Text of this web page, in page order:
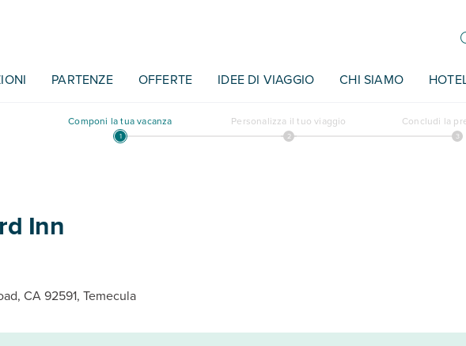
PARTENZE OFFERTE IDEE DI VIAGGIO CHI SIAMO
Componi la tua vacanza Personalizza il tuo viaggio Concludi la
Inn
CA 92591, Temecula